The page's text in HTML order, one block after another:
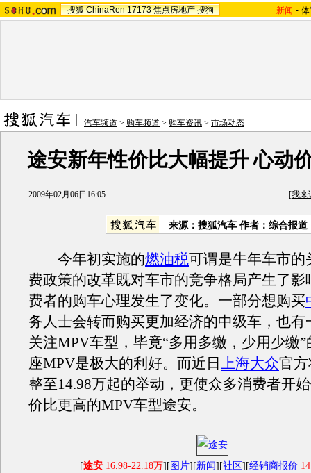
搜狐 ChinaRen 17173 焦点房地产 搜狗 新闻 -
汽车频道 > 购车频道 > 购车资讯 > 市场动态
途安新年性价比大幅提升 心动
2009年02月06日16:05 [我来
来源：搜狐汽车 作者：综合报道
今年初实施的燃油税可谓是牛年车市的
费政策的改革既对车市的竞争格局产生了影
费者的购车心理发生了变化。一部分想购买
务人士会转而购买更加经济的中级车，也有
关注MPV车型，毕竟“多用多缴，少用少缴”
座MPV是极大的利好。而近日 上海大众官
整至14.98万起的举动，更使众多消费者开
价比更高的MPV车型途安。
[途安16.98-22.18万][ 图片][新闻][社区][经销商报价